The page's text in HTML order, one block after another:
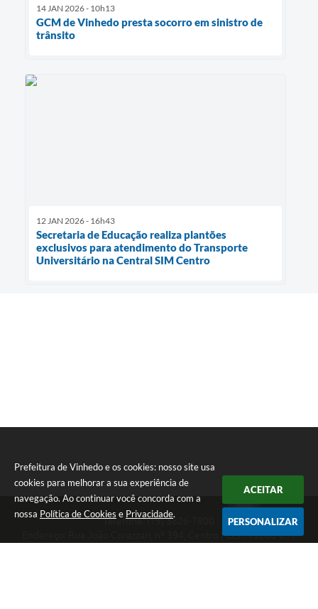
Prefeitura de Vinhedo e os cookies: nosso site usa
cookies para melhorar a sua experiência de
navegação. Ao continuar você concorda com a
nossa Política de Cookies e Privacidade.
ACEITAR
PERSONALIZAR
14 JAN 2026 - 10h13
GCM de Vinhedo presta socorro em sinistro de
trânsito
12 JAN 2026 - 16h43
Secretaria de Educação realiza plantões
exclusivos para atendimento do Transporte
Universitário na Central SIM Centro
Telefone: (19) 3826-7800
Endereço: Rua João Corazzari, nº 394, Centro | CEP: 13280-091